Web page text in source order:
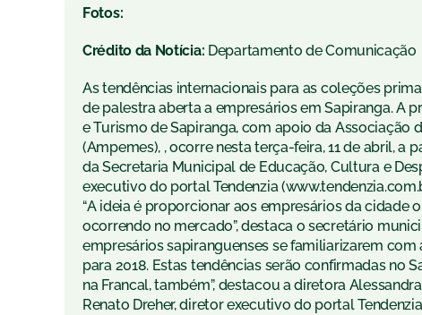
Fotos:
Crédito da Notícia: Departamento de Comunicação
As tendências internacionais para as coleções
de palestra aberta a empresários em Sapiranga. A
e Turismo de Sapiranga, com apoio da Associação
(Ampemes), , ocorre nesta terça-feira, 11 de abril, a
da Secretaria Municipal de Educação, Cultura e
executivo do portal Tendenzia
“A ideia é proporcionar aos empresários da
ocorrendo no mercado”, destaca o secretário
empresários sapiranguenses se familiarizarem
para 2018. Estas tendências serão confirmadas no
na Francal, também”, destacou a diretora
Renato Dreher, diretor executivo do portal